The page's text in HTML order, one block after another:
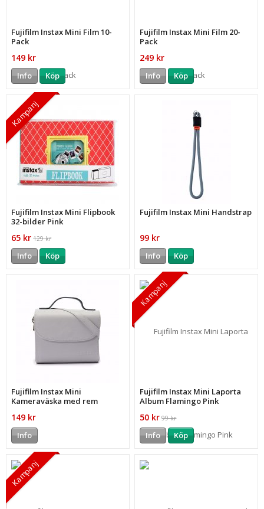
Fujifilm Instax Mini Film 10-
Pack
149 kr
Info Köp
Fujifilm Instax Mini Film 20-
Pack
249 kr
Info Köp
Kampanj
Fujifilm Instax Mini Flipbook
32-bilder Pink
65 kr 129 kr
Info Köp
Fujifilm Instax Mini Handstrap
99 kr
Info Köp
Fujifilm Instax Mini
Kameraväska med rem
149 kr
Info
Kampanj
Fujifilm Instax Mini Laporta
Album Flamingo Pink
50 kr 99 kr
Info Köp
Kampanj